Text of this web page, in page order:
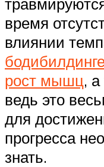
время
влиянии
рост мышц,
ведь это
для
прогресса
знать.